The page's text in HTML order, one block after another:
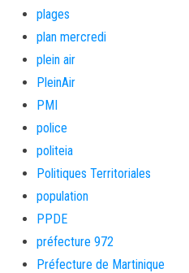
plages
plan mercredi
plein air
PleinAir
PMI
police
politeia
Politiques Territoriales
population
PPDE
préfecture 972
Préfecture de Martinique